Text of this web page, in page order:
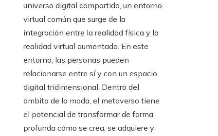
universo digital compartido, un entorno
virtual común que surge de la
integración entre la realidad física y la
realidad virtual aumentada. En este
entorno, las personas pueden
relacionarse entre sí y con un espacio
digital tridimensional. Dentro del
ámbito de la moda, el metaverso tiene
el potencial de transformar de forma
profunda cómo se crea, se adquiere y